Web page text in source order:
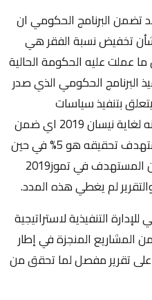
تضمن البرنامج الحكومي ان
تخفيض نسبة الفقر هي
عملت عليه الحكومة الحالية
البرنامج الحكومي الذي صدر
بتنفيذ سياسات
استراتيجية التخفيف من الفقر. وانه لغاية نيسان 2019 اي ضمن
الفصل الاول من العام كان المستهدف تحقيقه هو 5% في حين
ان المتحقق فعليا هو 3%، كما ان المستهدف في تموز2019
التنفيذية لاستراتيجية
المشاريع المنجزة في إطار
على تقرير مفصل لما تحقق من